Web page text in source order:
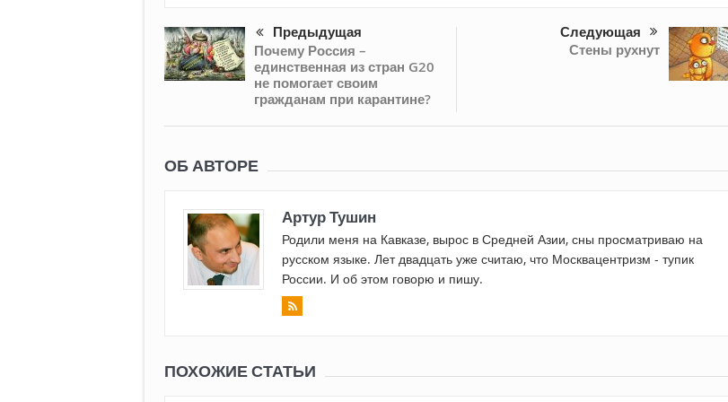
Предыдущая
Почему Россия –
единственная из стран G20
не помогает своим
гражданам при карантине?
Следующая
Стены рухнут
ОБ АВТОРЕ
Артур Тушин
Родили меня на Кавказе, вырос в Средней Азии, сны просматриваю на
русском языке. Лет двадцать уже считаю, что Москвацентризм - тупик
России. И об этом говорю и пишу.
ПОХОЖИЕ СТАТЬИ